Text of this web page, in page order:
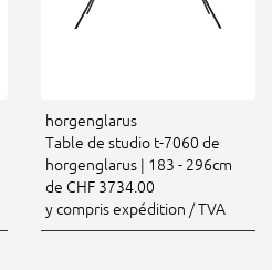
horgenglarus
Table de studio t-7060 de
horgenglarus | 183 - 296cm
de CHF 3734.00
y compris expédition / TVA